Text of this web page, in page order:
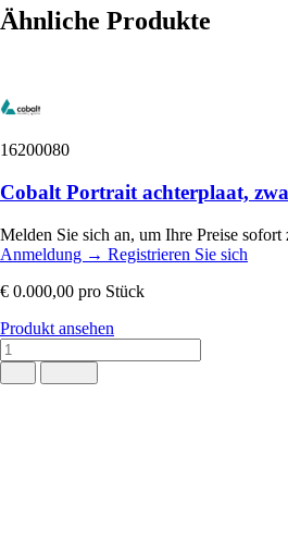
Ähnliche Produkte
16200080
Cobalt Portrait achterplaat,
Melden Sie sich an, um Ihre Preise sofort
Anmeldung → Registrieren Sie sich
€ 0.000,00 pro Stück
Produkt ansehen